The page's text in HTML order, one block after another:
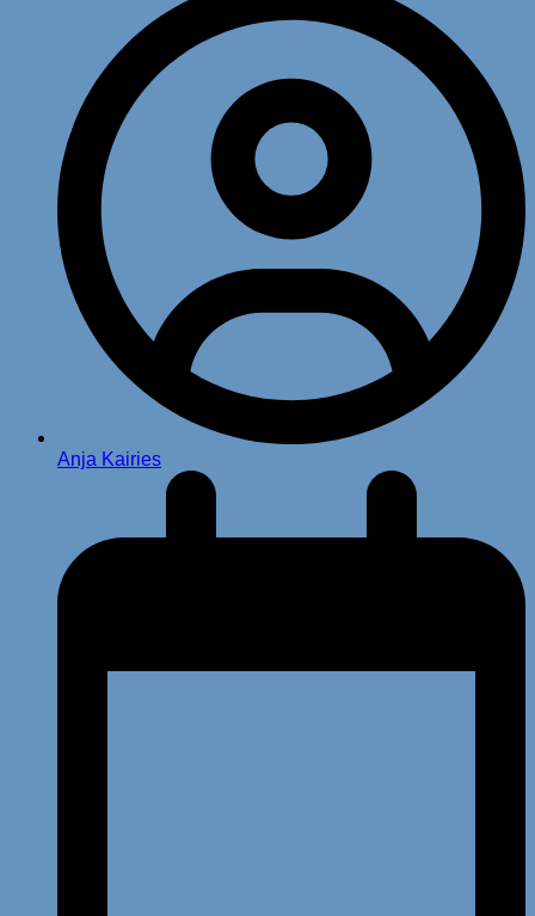
Anja Kairies